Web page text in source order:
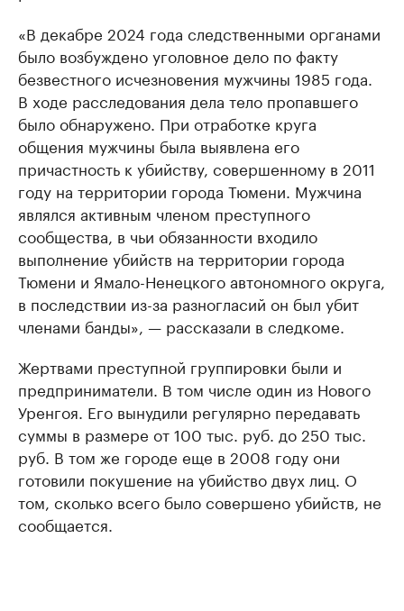
«В декабре 2024 года следственными органами
было возбуждено уголовное дело по факту
безвестного исчезновения мужчины 1985 года.
В ходе расследования дела тело пропавшего
было обнаружено. При отработке круга
общения мужчины была выявлена его
причастность к убийству, совершенному в 2011
году на территории города Тюмени. Мужчина
являлся активным членом преступного
сообщества, в чьи обязанности входило
выполнение убийств на территории города
Тюмени и Ямало-Ненецкого автономного округа,
в последствии из-за разногласий он был убит
членами банды», — рассказали в следкоме.
Жертвами преступной группировки были и
предприниматели. В том числе один из Нового
Уренгоя. Его вынудили регулярно передавать
суммы в размере от 100 тыс. руб. до 250 тыс.
руб. В том же городе еще в 2008 году они
готовили покушение на убийство двух лиц. О
том, сколько всего было совершено убийств, не
сообщается.